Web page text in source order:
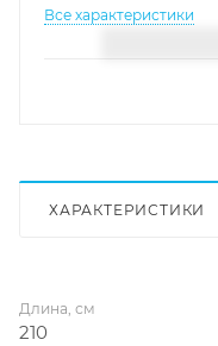
Все характеристики
ХАРАКТЕРИСТИКИ
Длина, см
210